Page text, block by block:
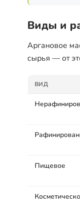
Виды и
Аргановое
сырья — от
ВИД
Пищевое